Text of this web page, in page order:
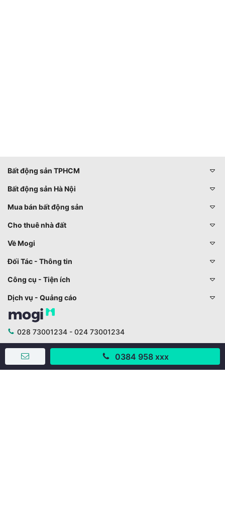
0384 958 xxx
Bất động sản TPHCM
Bất động sản Hà Nội
Mua bán bất động sản
Cho thuê nhà đất
Về Mogi
Đối Tác - Thông tin
Công cụ - Tiện ích
Dịch vụ - Quảng cáo
028 73001234 - 024 73001234
trogiup@mogi.vn